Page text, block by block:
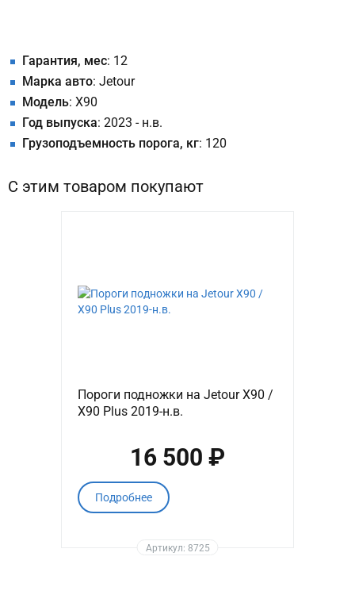
Гарантия, мес: 12
Марка авто: Jetour
Модель: X90
Год выпуска: 2023 - н.в.
Грузоподъемность порога, кг: 120
С этим товаром покупают
Пороги подножки на Jetour X90 /
X90 Plus 2019-н.в.
16 500 ₽
Подробнее
Артикул: 8725